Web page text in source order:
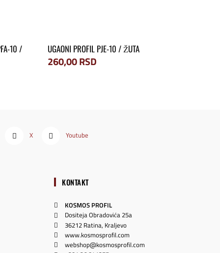
10 /
UGAONI PROFIL PJE-10 / ŽUTA
260,00RSD
X Youtube
KONTAKT
KOSMOS PROFIL
Dositeja Obradovića 25a
36212 Ratina, Kraljevo
www.kosmosprofil.com
webshop@kosmosprofil.com